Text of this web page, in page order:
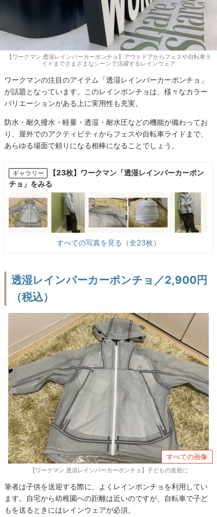
【ワークマン 透湿レインパーカーポンチョ】アウトドアからフェスや自転車ラ
イドまでさまざまなシーンで活躍するレインウェア
ワークマンの注目のアイテム「透湿レインパーカーポンチョ」
が話題となっています。このレインポンチョは、様々なカラー
バリエーションがある上に実用性も充実。
防水・耐久撥水・軽量・透湿・耐水圧などの機能が備わってお
り、屋外でのアクティビティからフェスや自転車ライドまで、
あらゆる場面で頼りになる相棒になることでしょう。
ギャラリー
【23枚】ワークマン「透湿レインパーカーポン
チョ」をみる
すべての写真を見る（全23枚）
透湿レインパーカーポンチョ／2,900円
（税込）
すべての画像
【ワークマン 透湿レインパーカーポンチョ】子どもの送迎に
筆者は子供を送迎する際に、よくレインポンチョを利用してい
ます。自宅から幼稚園への距離は近いのですが、自転車で子ど
もを送るときにはレインウェアが必須。